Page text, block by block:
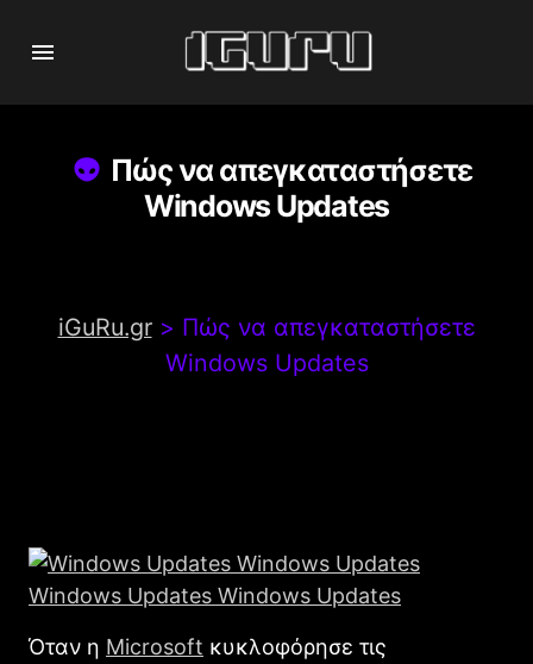
Πώς να απεγκαταστήσετε
Windows Updates
iGuRu.gr> Πώς να απεγκαταστήσετε
Windows Updates
Όταν η Microsoft κυκλοφόρησε τις